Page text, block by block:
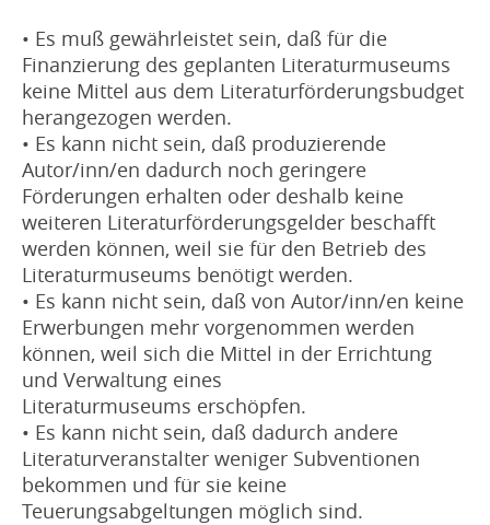
• Es muß gewährleistet sein, daß für die
Finanzierung des geplanten Literaturmuseums
keine Mittel aus dem Literaturförderungsbudget
herangezogen werden.
• Es kann nicht sein, daß produzierende
Autor/inn/en dadurch noch geringere
Förderungen erhalten oder deshalb keine
weiteren Literaturförderungsgelder beschafft
werden können, weil sie für den Betrieb des
Literaturmuseums benötigt werden.
• Es kann nicht sein, daß von Autor/inn/en keine
Erwerbungen mehr vorgenommen werden
können, weil sich die Mittel in der Errichtung
und Verwaltung eines
Literaturmuseums erschöpfen.
• Es kann nicht sein, daß dadurch andere
Literaturveranstalter weniger Subventionen
bekommen und für sie keine
Teuerungsabgeltungen möglich sind.